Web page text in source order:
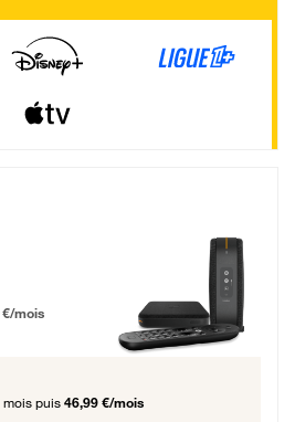
mois puis 51,99 € par mois, Engagement 12 mois
€/mois
mois puis 46,99 €/mois